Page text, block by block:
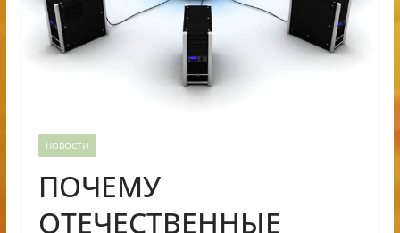
НОВОСТИ
ПОЧЕМУ
ОТЕЧЕСТВЕННЫЕ